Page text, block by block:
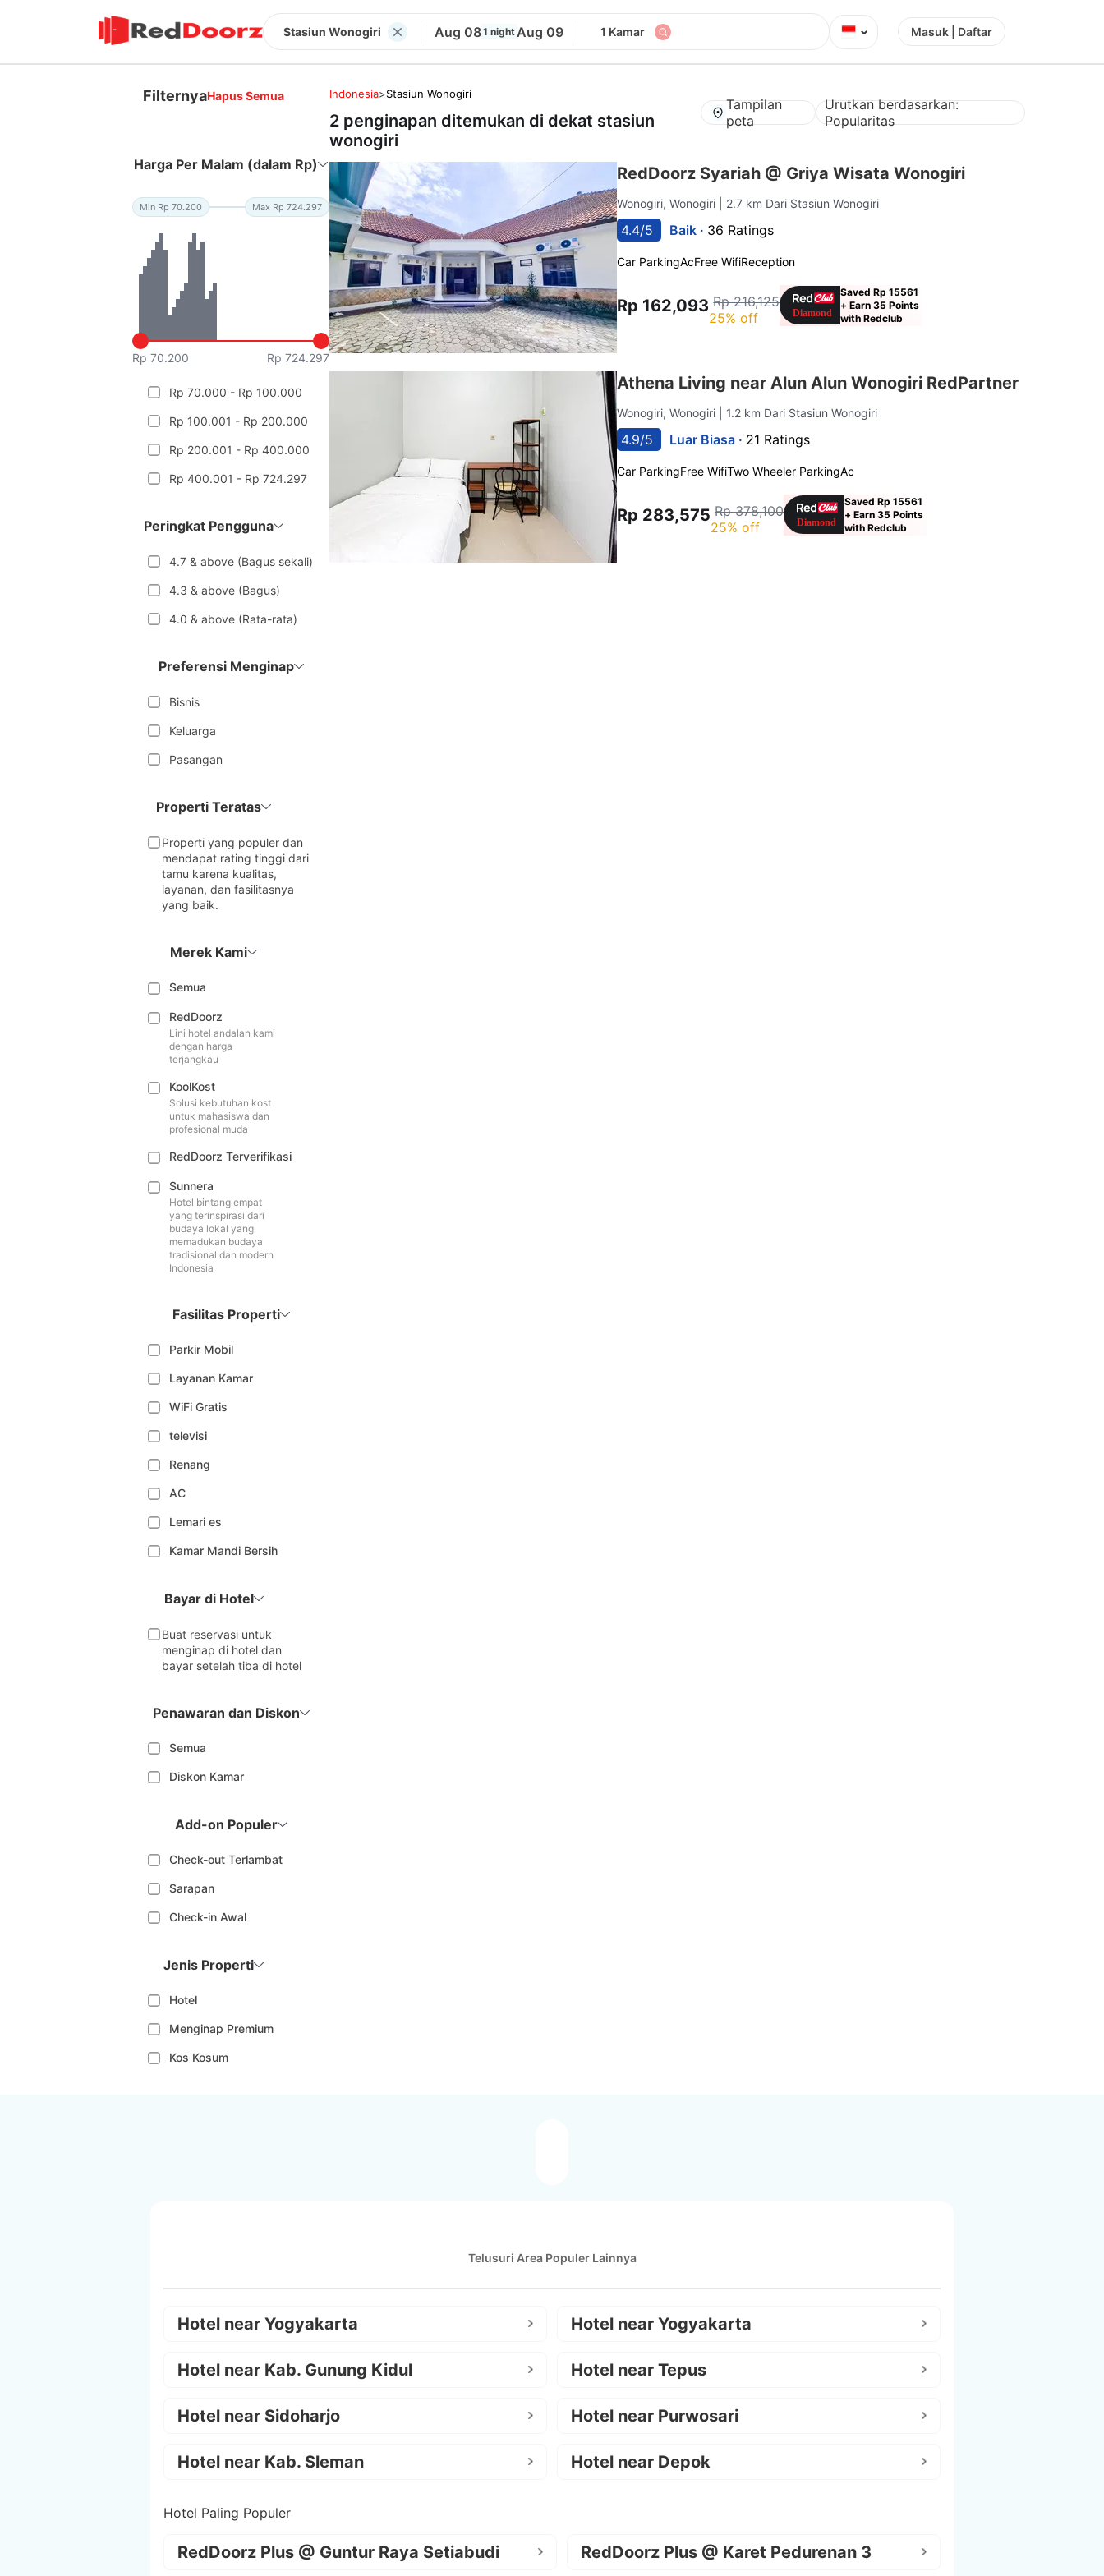
Stasiun Wonogiri Aug 081 night Aug 09 1 Kamar ⌄ Masuk | Daftar
FilternyaHapus Semua
Harga Per Malam (dalam Rp)
Min Rp 70.200 Max Rp 724.297
Rp 70.200 Rp 724.297
Rp 70.000 - Rp 100.000
Rp 100.001 - Rp 200.000
Rp 200.001 - Rp 400.000
Rp 400.001 - Rp 724.297
Peringkat Pengguna
4.7 & above (Bagus sekali)
4.3 & above (Bagus)
4.0 & above (Rata-rata)
Preferensi Menginap
Bisnis
Keluarga
Pasangan
Properti Teratas
Properti yang populer dan
mendapat rating tinggi dari
tamu karena kualitas,
layanan, dan fasilitasnya
yang baik.
Merek Kami
Semua
RedDoorz
Lini hotel andalan kami
dengan harga
terjangkau
KoolKost
Solusi kebutuhan kost
untuk mahasiswa dan
profesional muda
RedDoorz Terverifikasi
Sunnera
Hotel bintang empat
yang terinspirasi dari
budaya lokal yang
memadukan budaya
tradisional dan modern
Indonesia
Fasilitas Properti
Parkir Mobil
Layanan Kamar
WiFi Gratis
televisi
Renang
AC
Lemari es
Kamar Mandi Bersih
Bayar di Hotel
Buat reservasi untuk
menginap di hotel dan
bayar setelah tiba di hotel
Penawaran dan Diskon
Semua
Diskon Kamar
Add-on Populer
Check-out Terlambat
Sarapan
Check-in Awal
Jenis Properti
Hotel
Menginap Premium
Kos Kosum
Indonesia>Stasiun Wonogiri
2 penginapan ditemukan di dekat stasiun
wonogiri
Tampilan
peta
Urutkan berdasarkan:
Popularitas
RedDoorz Syariah @ Griya Wisata Wonogiri
Wonogiri, Wonogiri | 2.7 km Dari Stasiun Wonogiri
4.4/5 Baik · 36 Ratings
Car ParkingAcFree WifiReception
Rp 162,093 Rp 216,125
25% off
Saved Rp 15561
+ Earn 35 Points
with Redclub
Athena Living near Alun Alun Wonogiri RedPartner
Wonogiri, Wonogiri | 1.2 km Dari Stasiun Wonogiri
4.9/5 Luar Biasa · 21 Ratings
Car ParkingFree WifiTwo Wheeler ParkingAc
Rp 283,575 Rp 378,100
25% off
Saved Rp 15561
+ Earn 35 Points
with Redclub
Telusuri Area Populer Lainnya
Hotel near Yogyakarta Hotel near Yogyakarta
Hotel near Kab. Gunung Kidul Hotel near Tepus
Hotel near Sidoharjo Hotel near Purwosari
Hotel near Kab. Sleman Hotel near Depok
Hotel Paling Populer
RedDoorz Plus @ Guntur Raya Setiabudi RedDoorz Plus @ Karet Pedurenan 3